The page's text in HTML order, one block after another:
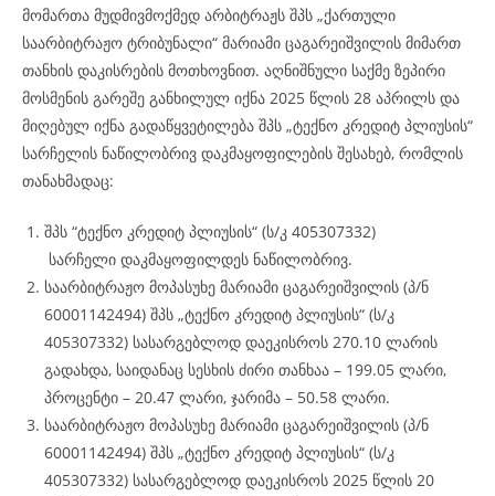
მომართა მუდმივმოქმედ არბიტრაჟს შპს „ქართული
საარბიტრაჟო ტრიბუნალი“ მარიამი ცაგარეიშვილის მიმართ
თანხის დაკისრების მოთხოვნით. აღნიშნული საქმე ზეპირი
მოსმენის გარეშე განხილულ იქნა 2025 წლის 28 აპრილს და
მიღებულ იქნა გადაწყვეტილება შპს „ტექნო კრედიტ პლიუსის“
სარჩელის ნაწილობრივ დაკმაყოფილების შესახებ, რომლის
თანახმადაც:
შპს “ტექნო კრედიტ პლიუსის“ (ს/კ 405307332)
სარჩელი დაკმაყოფილდეს ნაწილობრივ.
საარბიტრაჟო მოპასუხე მარიამი ცაგარეიშვილის (პ/ნ
60001142494) შპს „ტექნო კრედიტ პლიუსის“ (ს/კ
405307332) სასარგებლოდ დაეკისროს 270.10 ლარის
გადახდა, საიდანაც სესხის ძირი თანხაა – 199.05 ლარი,
პროცენტი – 20.47 ლარი, ჯარიმა – 50.58 ლარი.
საარბიტრაჟო მოპასუხე მარიამი ცაგარეიშვილის (პ/ნ
60001142494) შპს „ტექნო კრედიტ პლიუსის“ (ს/კ
405307332) სასარგებლოდ დაეკისროს 2025 წლის 20